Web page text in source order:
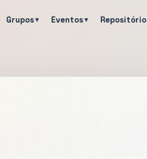
Grupos Eventos Repositório